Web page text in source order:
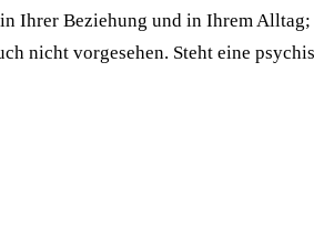
Beziehung und in Ihrem
nicht vorgesehen. Steht eine